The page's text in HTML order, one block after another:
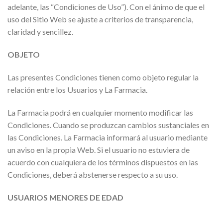
adelante, las “Condiciones de Uso”). Con el ánimo de que el
uso del Sitio Web se ajuste a criterios de transparencia,
claridad y sencillez.
OBJETO
Las presentes Condiciones tienen como objeto regular la
relación entre los Usuarios y La Farmacia.
La Farmacia podrá en cualquier momento modificar las
Condiciones. Cuando se produzcan cambios sustanciales en
las Condiciones. La Farmacia informará al usuario mediante
un aviso en la propia Web. Si el usuario no estuviera de
acuerdo con cualquiera de los términos dispuestos en las
Condiciones, deberá abstenerse respecto a su uso.
USUARIOS MENORES DE EDAD